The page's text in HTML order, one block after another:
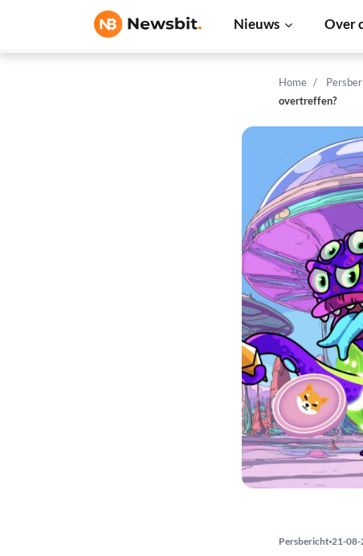
Nieuws Over
Home
overtreffen?
Persbericht 21-08-